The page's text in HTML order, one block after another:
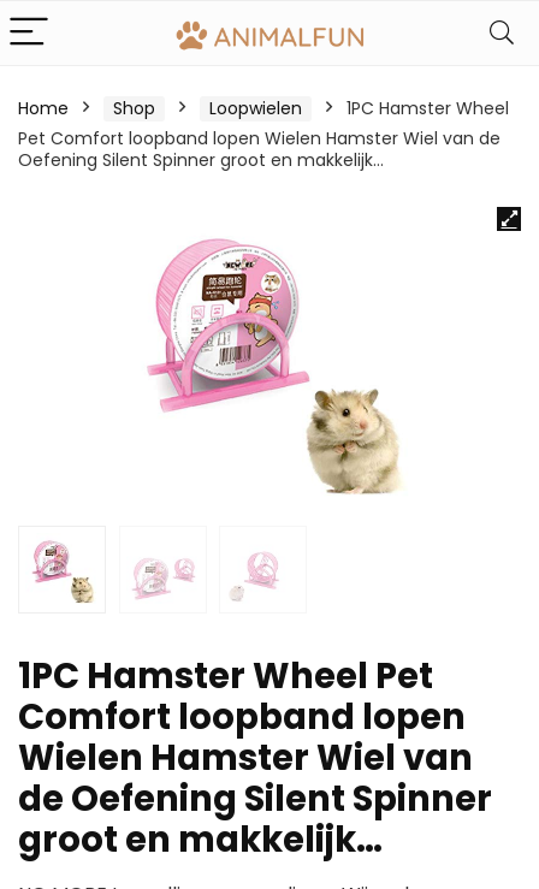
Home Shop Loopwielen
1PC Hamster Wheel
Pet Comfort loopband lopen Wielen Hamster Wiel van de
Oefening Silent Spinner groot en makkelijk…
1PC Hamster Wheel Pet
Comfort loopband lopen
Wielen Hamster Wiel van
de Oefening Silent Spinner
groot en makkelijk…